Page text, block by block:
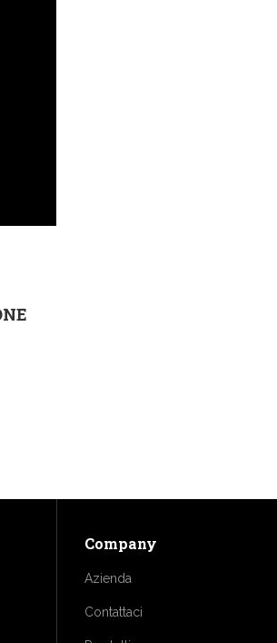
Company
Azienda
Contattaci